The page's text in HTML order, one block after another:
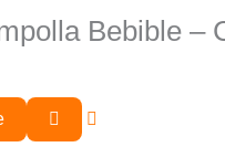
Bebible –